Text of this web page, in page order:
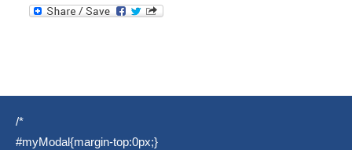
/*
#myModal{margin-top:0px;}